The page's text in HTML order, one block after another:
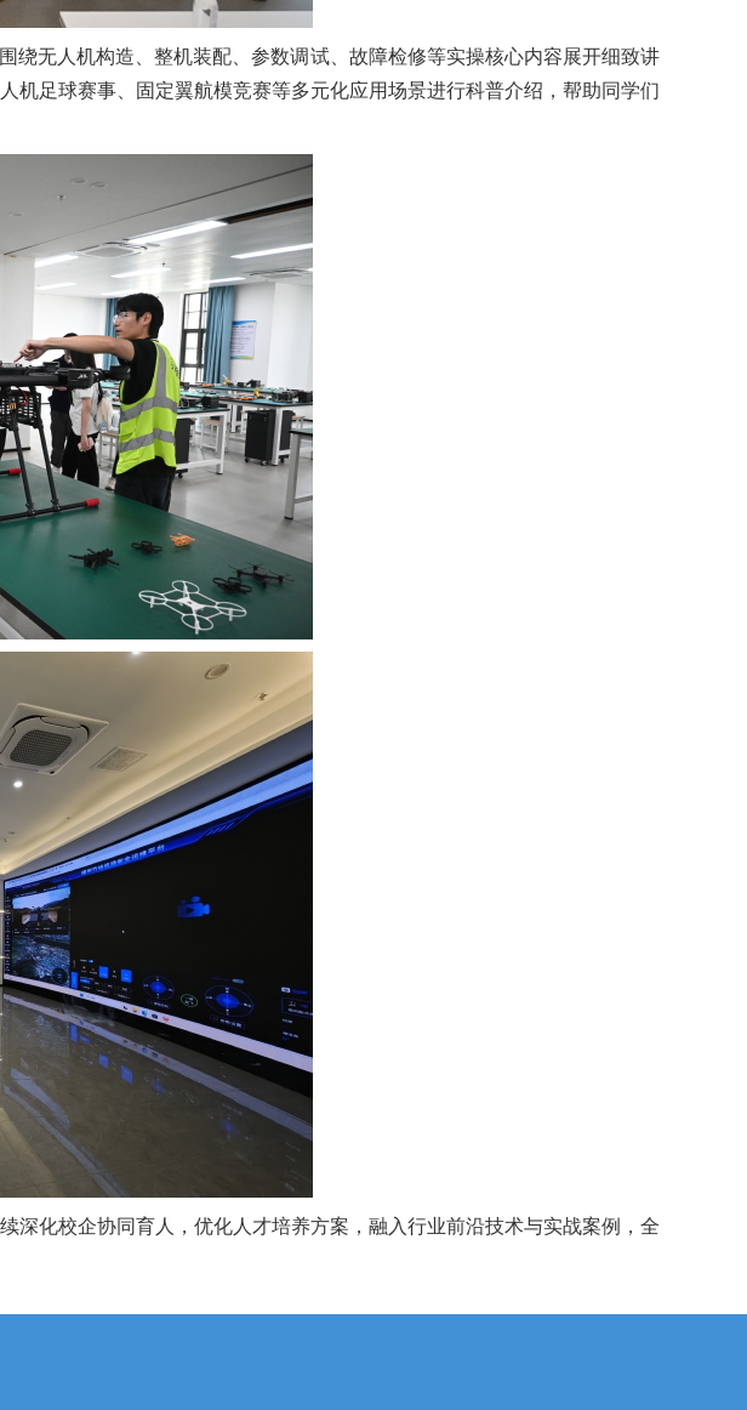
无人机构造、整机装配、参数调试、故障检修等实操核心内容展开细致讲
足球赛事、固定翼航模竞赛等多元化应用场景进行科普介绍，帮助同学们
化校企协同育人，优化人才培养方案，融入行业前沿技术与实战案例，全